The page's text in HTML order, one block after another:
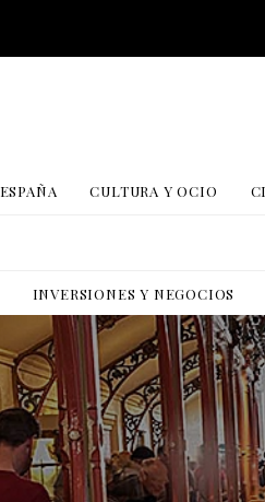
ESPAÑA CULTURA Y OCIO
INVERSIONES Y NEGOCIOS